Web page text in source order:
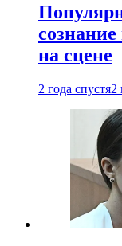
на сцене
2 года спустя2